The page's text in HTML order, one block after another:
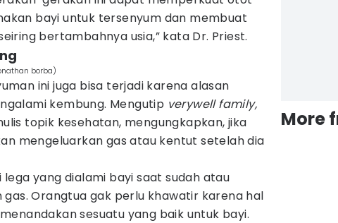
bayi untuk tersenyum dan membuat
bertambahnya usia,” kata Dr. Priest.
borba)
ini juga bisa terjadi karena alasan
kembung. Mengutip verywell family,
topik kesehatan, mengungkapkan, jika
mengeluarkan gas atau kentut setelah dia
yang dialami bayi saat sudah atau
Orangtua gak perlu khawatir karena hal
sesuatu yang baik untuk bayi.
More